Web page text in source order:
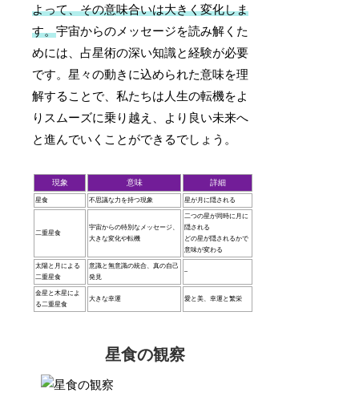
よって、その意味合いは大きく変化しま
す。宇宙からのメッセージを読み解くた
めには、占星術の深い知識と経験が必要
です。星々の動きに込められた意味を理
解することで、私たちは人生の転機をよ
りスムーズに乗り越え、より良い未来へ
と進んでいくことができるでしょう。
現象 意味 詳細
星食 不思議な力を持つ現象 星が月に隠される
二重星食
宇宙からの特別なメッセージ、
大きな変化や転機
二つの星が同時に月に
隠される
どの星が隠されるかで
意味が変わる
太陽と月による
二重星食
意識と無意識の統合、真の自己
発見
–
金星と木星によ
る二重星食
大きな幸運 愛と美、幸運と繁栄
星食の観察